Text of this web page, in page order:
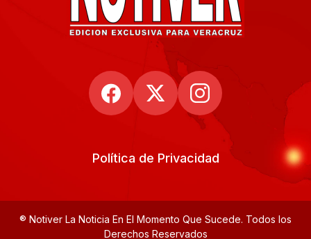
Política de Privacidad
® Notiver La Noticia En El Momento Que Sucede. Todos los
Derechos Reservados